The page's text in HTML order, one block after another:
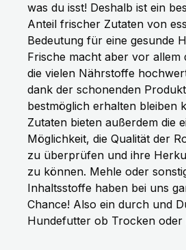
was du isst! Deshalb ist ein
Anteil frischer Zutaten von
Bedeutung für eine gesunde
Frische macht aber vor allem
die vielen Nährstoffe
dank der schonenden
bestmöglich erhalten bleiben
Zutaten bieten außerdem die
Möglichkeit, die Qualität der
zu überprüfen und ihre
zu können. Mehle oder
Inhaltsstoffe haben bei uns
Chance! Also ein durch und
Hundefutter ob Trocken oder